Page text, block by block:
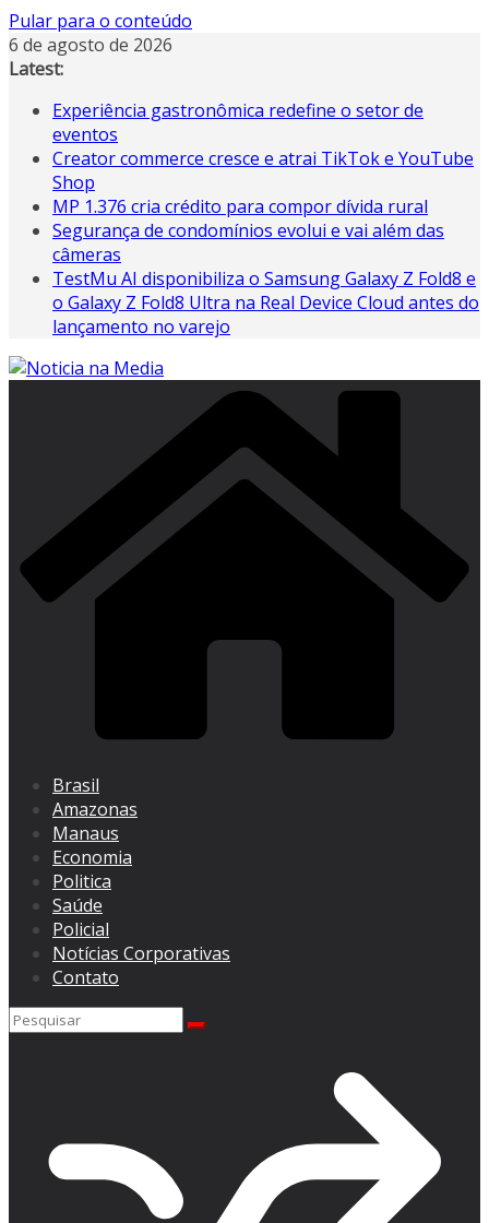
Pular para o conteúdo
6 de agosto de 2026
Latest:
Experiência gastronômica redefine o setor de
eventos
Creator commerce cresce e atrai TikTok e YouTube
Shop
MP 1.376 cria crédito para compor dívida rural
Segurança de condomínios evolui e vai além das
câmeras
TestMu AI disponibiliza o Samsung Galaxy Z Fold8 e
o Galaxy Z Fold8 Ultra na Real Device Cloud antes do
lançamento no varejo
Brasil
Amazonas
Manaus
Economia
Politica
Saúde
Policial
Notícias Corporativas
Contato